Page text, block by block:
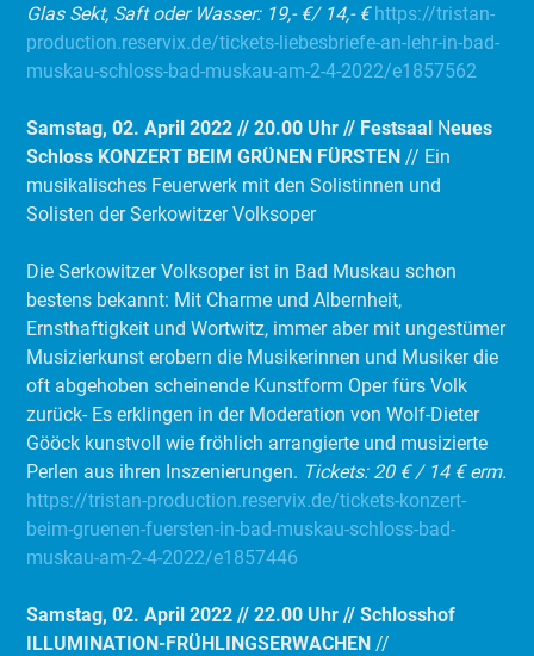
Glas Sekt, Saft oder Wasser: 19,- €/ 14,- € https://tristan-
production.reservix.de/tickets-liebesbriefe-an-lehr-in-bad-
muskau-schloss-bad-muskau-am-2-4-2022/e1857562
Samstag, 02. April 2022 // 20.00 Uhr // Festsaal Neues
Schloss KONZERT BEIM GRÜNEN FÜRSTEN // Ein
musikalisches Feuerwerk mit den Solistinnen und
Solisten der Serkowitzer Volksoper
Die Serkowitzer Volksoper ist in Bad Muskau schon
bestens bekannt: Mit Charme und Albernheit,
Ernsthaftigkeit und Wortwitz, immer aber mit ungestümer
Musizierkunst erobern die Musikerinnen und Musiker die
oft abgehoben scheinende Kunstform Oper fürs Volk
zurück- Es erklingen in der Moderation von Wolf-Dieter
Gööck kunstvoll wie fröhlich arrangierte und musizierte
Perlen aus ihren Inszenierungen. Tickets: 20 € / 14 € erm.
https://tristan-production.reservix.de/tickets-konzert-
beim-gruenen-fuersten-in-bad-muskau-schloss-bad-
muskau-am-2-4-2022/e1857446
Samstag, 02. April 2022 // 22.00 Uhr // Schlosshof
ILLUMINATION-FRÜHLINGSERWACHEN//